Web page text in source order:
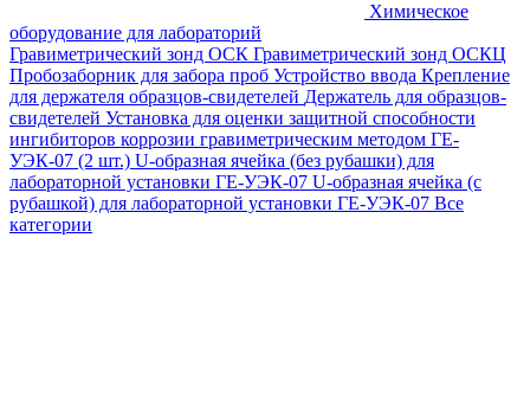
Химическое
оборудование для лабораторий
Гравиметрический зонд ОСК Гравиметрический зонд ОСКЦ
Пробозаборник для забора проб Устройство ввода Крепление
для держателя образцов-свидетелей Держатель для образцов-
свидетелей Установка для оценки защитной способности
ингибиторов коррозии гравиметрическим методом ГЕ-
УЭК-07 (2 шт.) U-образная ячейка (без рубашки) для
лабораторной установки ГЕ-УЭК-07 U-образная ячейка (с
рубашкой) для лабораторной установки ГЕ-УЭК-07 Все
категории